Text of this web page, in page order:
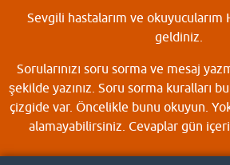
Sevgili hastalarım ve okuyucularım
geldiniz.
Sorularınızı soru sorma ve mesaj
şekilde yazınız. Soru sorma kuralları
çizgide var. Öncelikle bunu okuyun.
alamayabilirsiniz. Cevaplar gün